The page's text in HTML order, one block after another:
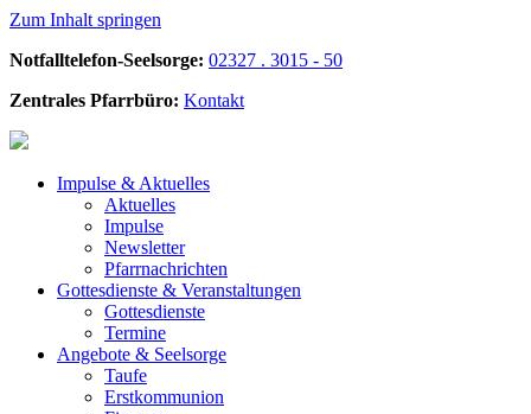
Zum Inhalt springen
Notfalltelefon-Seelsorge: 02327 . 3015 - 50
Zentrales Pfarrbüro: Kontakt
Impulse & Aktuelles
Aktuelles
Impulse
Newsletter
Pfarrnachrichten
Gottesdienste & Veranstaltungen
Gottesdienste
Termine
Angebote & Seelsorge
Taufe
Erstkommunion